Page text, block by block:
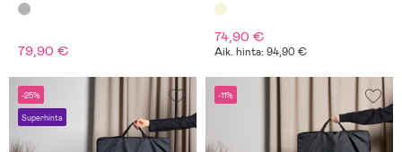
79,90 €
74,90 €
Aik. hinta: 94,90 €
-25%
Superhinta
-11%